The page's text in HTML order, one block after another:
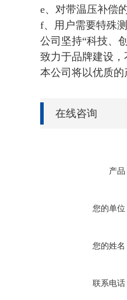
e、对带温压补偿
f、用户需要特殊
公司坚持“科技、
致力于品牌建设
本公司将以优质
在线咨询
产品
您的单位
您的姓名
联系电话